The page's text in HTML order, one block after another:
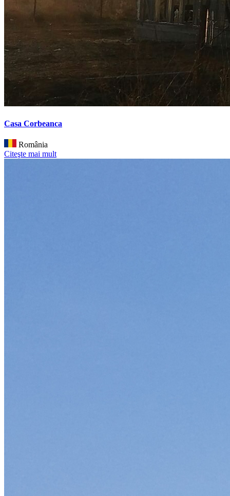
Casa Corbeanca
România
Citeşte mai mult